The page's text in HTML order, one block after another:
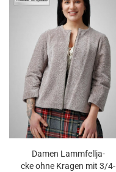
Damen Lamm­fell­ja­
cke ohne Kra­gen mit 3/4-